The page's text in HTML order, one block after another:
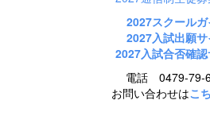
2027スクールガ
2027入試出願サ
2027入試合否確認
電話 0479-79-
お問い合わせはこ